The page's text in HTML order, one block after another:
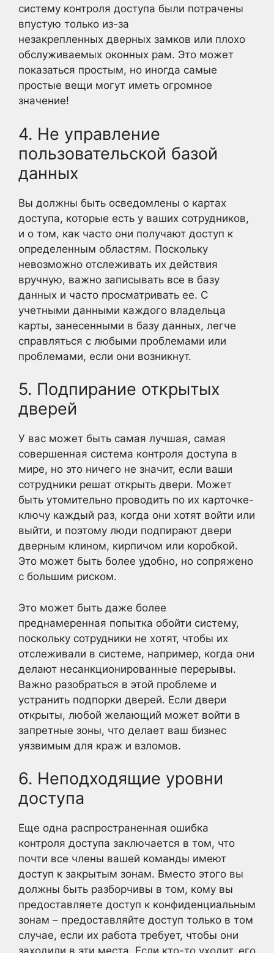
систему контроля доступа были потрачены
впустую только из-за
незакрепленных дверных замков или плохо
обслуживаемых оконных рам. Это может
показаться простым, но иногда самые
простые вещи могут иметь огромное
значение!
4. Не управление
пользовательской базой
данных
Вы должны быть осведомлены о картах
доступа, которые есть у ваших сотрудников,
и о том, как часто они получают доступ к
определенным областям. Поскольку
невозможно отслеживать их действия
вручную, важно записывать все в базу
данных и часто просматривать ее. С
учетными данными каждого владельца
карты, занесенными в базу данных, легче
справляться с любыми проблемами или
проблемами, если они возникнут.
5. Подпирание открытых
дверей
У вас может быть самая лучшая, самая
совершенная система контроля доступа в
мире, но это ничего не значит, если ваши
сотрудники решат открыть двери. Может
быть утомительно проводить по их карточке-
ключу каждый раз, когда они хотят войти или
выйти, и поэтому люди подпирают двери
дверным клином, кирпичом или коробкой.
Это может быть более удобно, но сопряжено
с большим риском.
Это может быть даже более
преднамеренная попытка обойти систему,
поскольку сотрудники не хотят, чтобы их
отслеживали в системе, например, когда они
делают несанкционированные перерывы.
Важно разобраться в этой проблеме и
устранить подпорки дверей. Если двери
открыты, любой желающий может войти в
запретные зоны, что делает ваш бизнес
уязвимым для краж и взломов.
6. Неподходящие уровни
доступа
Еще одна распространенная ошибка
контроля доступа заключается в том, что
почти все члены вашей команды имеют
доступ к закрытым зонам. Вместо этого вы
должны быть разборчивы в том, кому вы
предоставляете доступ к конфиденциальным
зонам – предоставляйте доступ только в том
случае, если их работа требует, чтобы они
заходили в эти места. Если кто-то уходит, его